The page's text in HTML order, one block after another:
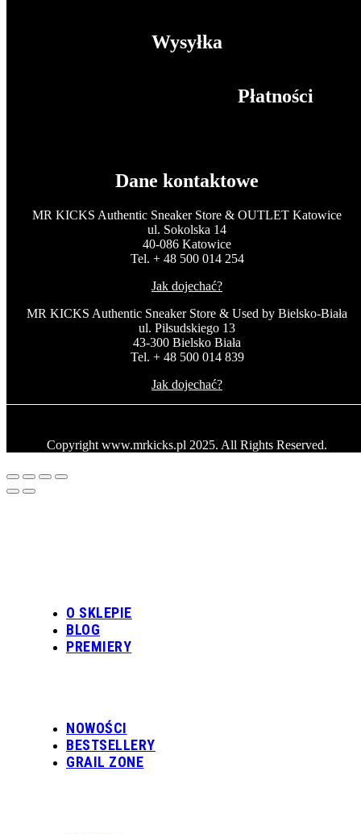
Wysyłka
Płatności
Dane kontaktowe
MR KICKS Authentic Sneaker Store & OUTLET Katowice
ul. Sokolska 14
40-086 Katowice
Tel. + 48 500 014 254
Jak dojechać?
MR KICKS Authentic Sneaker Store & Used by Bielsko-Biała
ul. Piłsudskiego 13
43-300 Bielsko Biała
Tel. + 48 500 014 839
Jak dojechać?
Copyright www.mrkicks.pl 2025. All Rights Reserved.
O SKLEPIE
BLOG
PREMIERY
NOWOŚCI
BESTSELLERY
GRAIL ZONE